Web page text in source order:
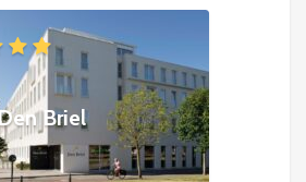
Briel